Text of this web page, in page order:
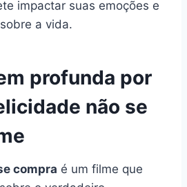
impactar suas emoções e
a vida.
profunda por
não se
compra é um filme que